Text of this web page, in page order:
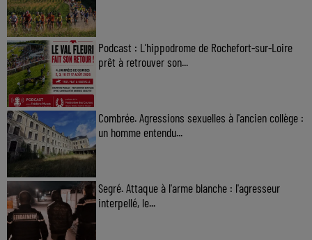
Podcast : L’hippodrome de Rochefort-sur-Loire
prêt à retrouver son...
Combrée. Agressions sexuelles à l'ancien collège :
un homme entendu...
Segré. Attaque à l'arme blanche : l'agresseur
interpellé, le...